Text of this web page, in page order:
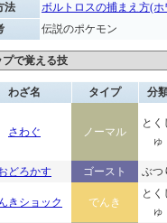
法
ボルトロスの捕まえ方(
伝説のポケモン
プで覚える技
わざ名 タイプ 分
さわぐ ノーマル
とく
ゅ
どろかす ゴースト ぶつ
きショック でんき
とく
ゅ